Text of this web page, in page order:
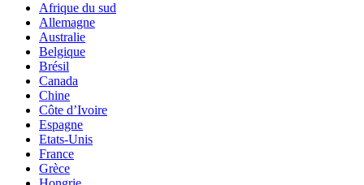
Afrique du sud
Allemagne
Australie
Belgique
Brésil
Canada
Chine
Côte d’Ivoire
Espagne
Etats-Unis
France
Grèce